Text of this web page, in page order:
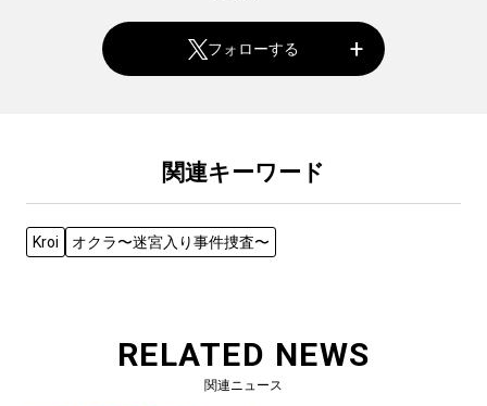
フォローする
関連キーワード
Kroi オクラ〜迷宮入り事件捜査〜
RELATED NEWS
関連ニュース